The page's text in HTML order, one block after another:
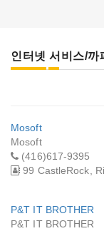
인터넷 서비스/까
Mosoft
Mosoft
(416)617-9395
99 CastleRock,
P&T IT BROTHER
P&T IT BROTHER